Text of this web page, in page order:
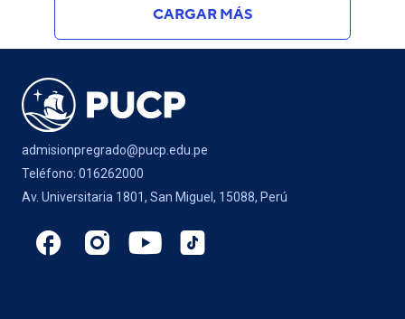
CARGAR MÁS
admisionpregrado@pucp.edu.pe
Teléfono: 016262000
Av. Universitaria 1801, San Miguel, 15088, Perú